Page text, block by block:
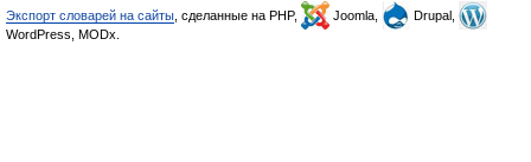
Экспорт словарей на сайты , сделанные на PHP, Joomla,
Drupal,
WordPress, MODx.